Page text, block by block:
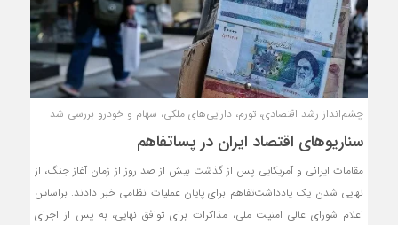
چشم‌انداز رشد اقتصادی، تورم، دارایی‌های ملکی، سهام و خودرو بررسی شد
سناریوهای اقتصاد ایران در پساتفاهم
مقامات ایرانی و آمریکایی پس از گذشت بیش از صد روز از زمان آغاز جنگ، از
نهایی شدن یک یادداشت‌تفاهم برای پایان عملیات نظامی خبر دادند. براساس
اعلام شورای عالی امنیت ملی، مذاکرات برای توافق نهایی، به پس از اجرای